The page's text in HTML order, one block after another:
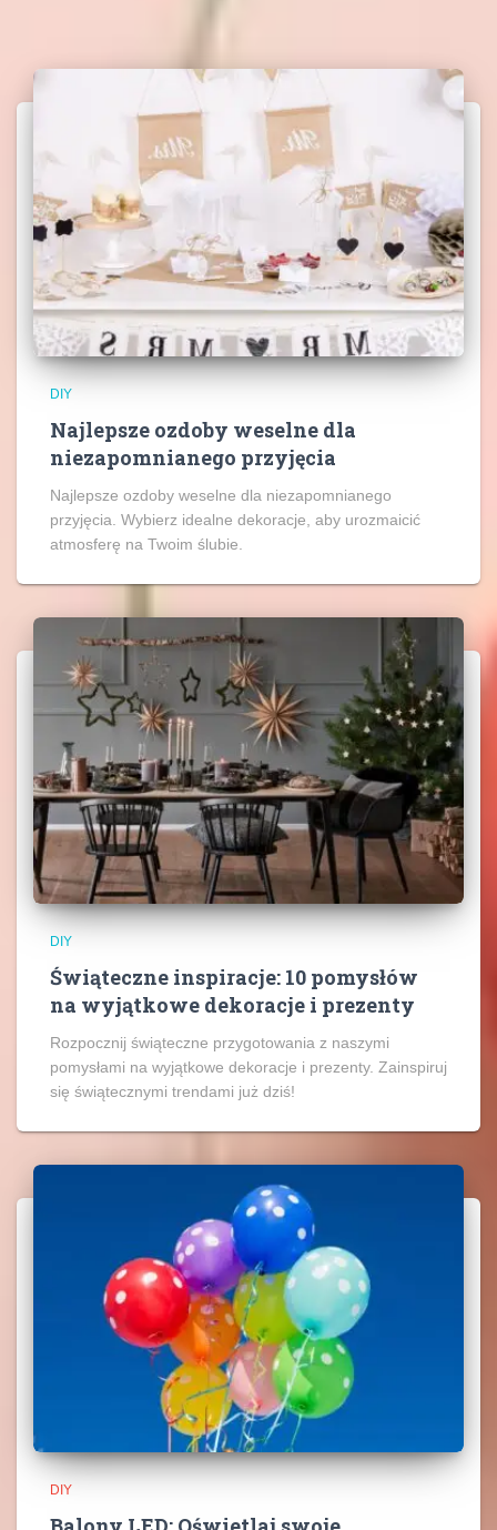
DIY
Najlepsze ozdoby weselne dla
niezapomnianego przyjęcia
Najlepsze ozdoby weselne dla niezapomnianego
przyjęcia. Wybierz idealne dekoracje, aby urozmaicić
atmosferę na Twoim ślubie.
DIY
Świąteczne inspiracje: 10 pomysłów
na wyjątkowe dekoracje i prezenty
Rozpocznij świąteczne przygotowania z naszymi
pomysłami na wyjątkowe dekoracje i prezenty. Zainspiruj
się świątecznymi trendami już dziś!
DIY